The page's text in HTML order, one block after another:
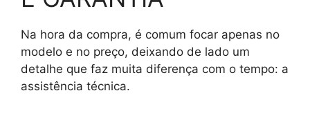
Na hora da compra, é comum focar apenas no
modelo e no preço, deixando de lado um
detalhe que faz muita diferença com o tempo: a
assistência técnica.